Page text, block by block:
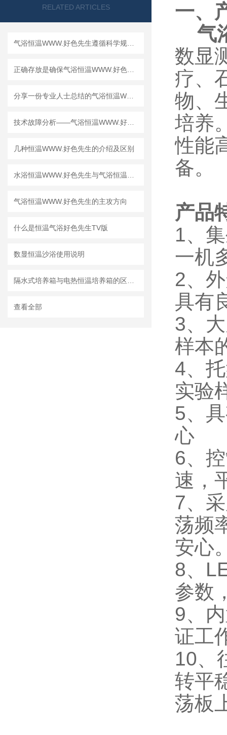
RELATED ARTICLES
几种恒温WWW.好色先生的介绍及区别
气浴恒温WWW.好色先生的主攻方向
什么是恒温气浴好色先生TV版
数显恒温沙浴使用说明
查看全部
一、
气
数显
疗、
物、
培养
性能
备。
产品
1、
一机
2、
具有
3、
样本
4、
实验
5、
心
6、
速，
7、
荡频
安心
8、
参数
9、
证工
10、
转平
荡板